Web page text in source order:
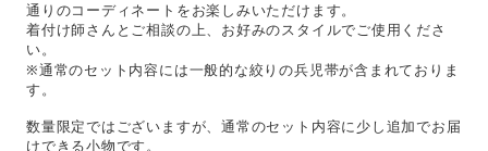
通りのコーディネートをお楽しみいただけます。
着付け師さんとご相談の上、お好みのスタイルでご使用くださ
い。
※通常のセット内容には一般的な絞りの兵児帯が含まれておりま
す。
数量限定ではございますが、通常のセット内容に少し追加でお届
けできる小物です。